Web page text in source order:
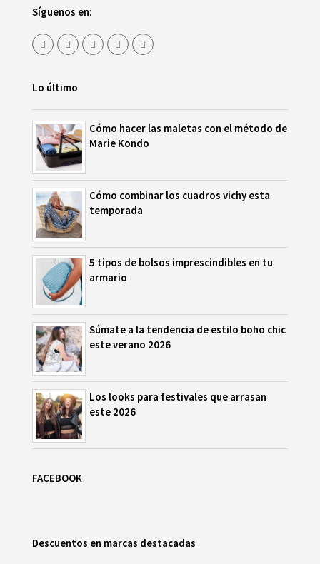
Síguenos en:
Lo último
Cómo hacer las maletas con el método de
Marie Kondo
Cómo combinar los cuadros vichy esta
temporada
5 tipos de bolsos imprescindibles en tu
armario
Súmate a la tendencia de estilo boho chic
este verano 2026
Los looks para festivales que arrasan
este 2026
FACEBOOK
Descuentos en marcas destacadas